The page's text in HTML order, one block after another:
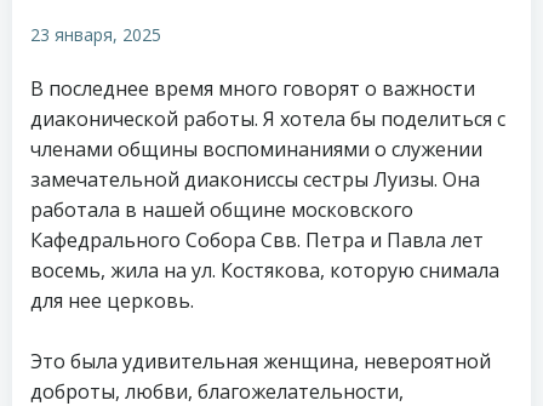
23 января, 2025
В последнее время много говорят о важности
диаконической работы. Я хотела бы поделиться с
членами общины воспоминаниями о служении
замечательной диакониссы сестры Луизы. Она
работала в нашей общине московского
Кафедрального Собора Свв. Петра и Павла лет
восемь, жила на ул. Костякова, которую снимала
для нее церковь.
Это была удивительная женщина, невероятной
доброты, любви, благожелательности,